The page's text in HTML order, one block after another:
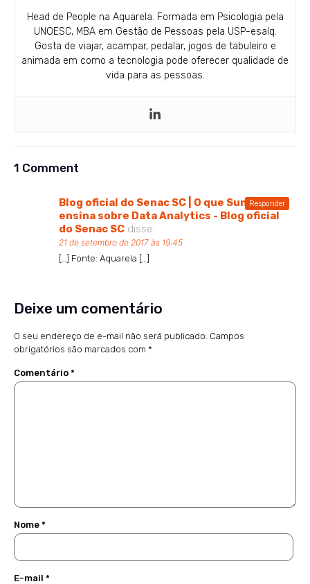
Head de People na Aquarela. Formada em Psicologia pela
UNOESC, MBA em Gestão de Pessoas pela USP-esalq.
Gosta de viajar, acampar, pedalar, jogos de tabuleiro e
animada em como a tecnologia pode oferecer qualidade de
vida para as pessoas.
1 Comment
Blog oficial do Senac SC | O que Sun Tzu
ensina sobre Data Analytics - Blog oficial
do Senac SC disse:
21 de setembro de 2017 às 19:45
[…] Fonte: Aquarela […]
Responder
Deixe um comentário
O seu endereço de e-mail não será publicado. Campos
obrigatórios são marcados com *
Comentário *
Nome *
E-mail *